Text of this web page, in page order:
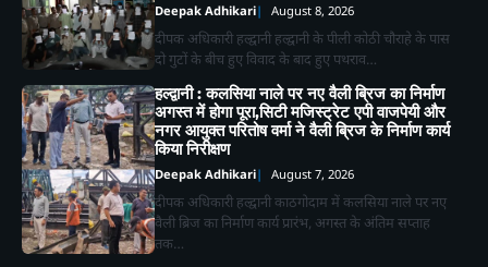
Deepak Adhikari August 8, 2026
दीपक अधिकारी हल्द्वानी हल्द्वानी के पीली कोठी चौराहे के पास
दो गुटों के बीच हुए विवाद के बाद हुए पथराव…
हल्द्वानी : कलसिया नाले पर नए वैली ब्रिज का निर्माण
अगस्त में होगा पूरा,सिटी मजिस्ट्रेट एपी वाजपेयी और
नगर आयुक्त परितोष वर्मा ने वैली ब्रिज के निर्माण कार्य
किया निरीक्षण
Deepak Adhikari August 7, 2026
दीपक अधिकारी हल्द्वानी काठगोदाम में कलसिया नाले पर नए
वैली ब्रिज का निर्माण कार्य प्रारंभ, अगस्त के अंतिम सप्ताह
तक…